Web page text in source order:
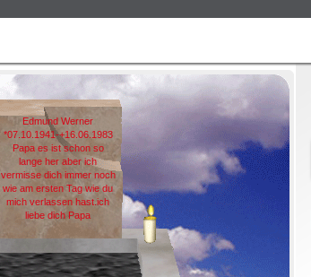
Edmund Werner
*07.10.1941-+16.06.1983
Papa es ist schon so
lange her aber ich
vermisse dich immer noch
wie am ersten Tag wie du
mich verlassen hast.ich
liebe dich Papa